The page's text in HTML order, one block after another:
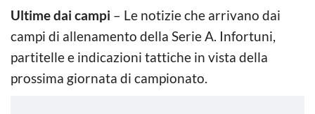
Ultime dai campi – Le notizie che arrivano dai
campi di allenamento della Serie A. Infortuni,
partitelle e indicazioni tattiche in vista della
prossima giornata di campionato.